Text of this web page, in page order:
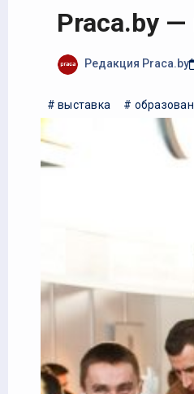
Praca.by —
Редакция Praca.by
# выставка #